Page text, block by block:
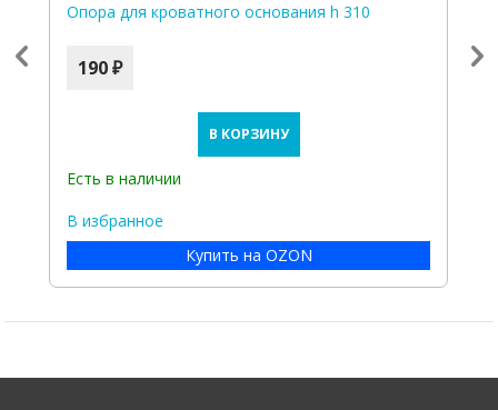
Опора для кроватного основания h 310
190 ₽
В КОРЗИНУ
Есть в наличии
В избранное
Купить на OZON